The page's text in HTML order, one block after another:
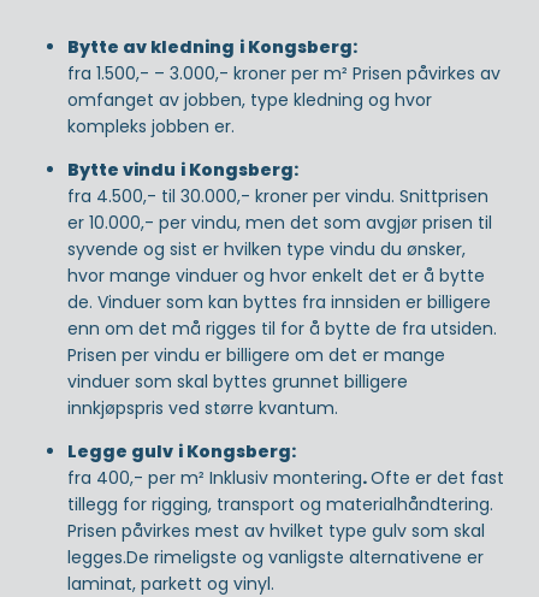
Bytte av kledning i Kongsberg:
fra 1.500,- – 3.000,- kroner per m² Prisen påvirkes av
omfanget av jobben, type kledning og hvor
kompleks jobben er.
Bytte vindu i Kongsberg:
fra 4.500,- til 30.000,- kroner per vindu. Snittprisen
er 10.000,- per vindu, men det som avgjør prisen til
syvende og sist er hvilken type vindu du ønsker,
hvor mange vinduer og hvor enkelt det er å bytte
de. Vinduer som kan byttes fra innsiden er billigere
enn om det må rigges til for å bytte de fra utsiden.
Prisen per vindu er billigere om det er mange
vinduer som skal byttes grunnet billigere
innkjøpspris ved større kvantum.
Legge gulv i Kongsberg:
fra 400,- per m² Inklusiv montering.Ofte er det fast
tillegg for rigging, transport og materialhåndtering.
Prisen påvirkes mest av hvilket type gulv som skal
legges.De rimeligste og vanligste alternativene er
laminat, parkett og vinyl.